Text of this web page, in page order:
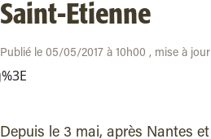
Saint-Etienne
Publié le 05/05/2017 à 10h00 , mise à
Depuis le 3 mai, après Nantes